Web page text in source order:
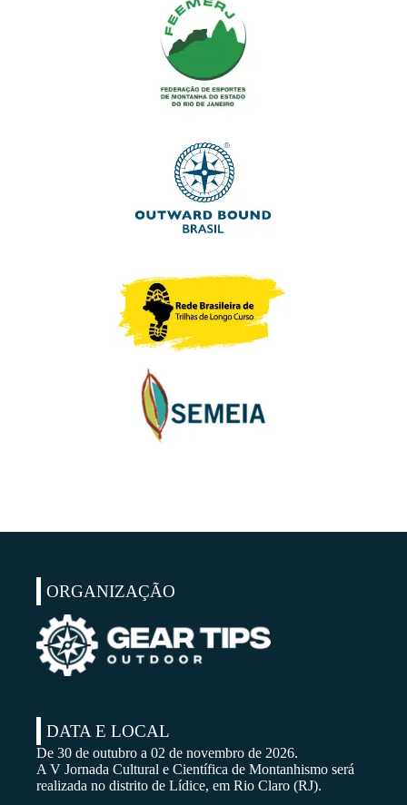
ORGANIZAÇÃO
DATA E LOCAL
De 30 de outubro a 02 de novembro de 2026.
A V Jornada Cultural e Científica de Montanhismo será
realizada no distrito de Lídice, em Rio Claro (RJ).